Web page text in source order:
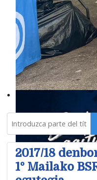
2017/18
1º Mailako